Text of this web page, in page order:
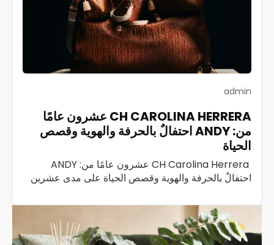
admin
CH CAROLINA HERRERA عشرون عامًا
من: ANDY احتفالٌ بالحرفة والهوية وقصص
الحياة
CH Carolina Herrera عشرون عامًا من: ANDY
احتفالٌ بالحرفة والهوية وقصص الحياة على مدى عشرين
مجرد حقيبة؛ كانت رفيقة درب، وشاهدة على…اقرأ المزيد